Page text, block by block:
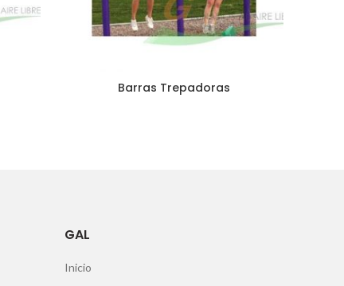
Barras Trepadoras
GAL
Inicio